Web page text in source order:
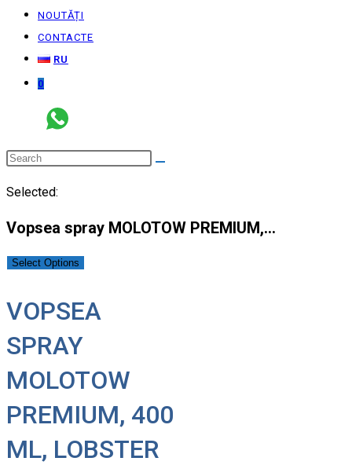
NOUTĂȚI
CONTACTE
RU
0
Selected:
Vopsea spray MOLOTOW PREMIUM,…
Select Options
VOPSEA
SPRAY
MOLOTOW
PREMIUM, 400
ML, LOBSTER